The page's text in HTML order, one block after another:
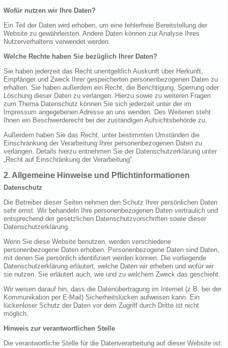
Wofür nutzen wir Ihre Daten?
Ein Teil der Daten wird erhoben, um eine fehlerfreie Bereitstellung der
Website zu gewährleisten. Andere Daten können zur Analyse Ihres
Nutzerverhaltens verwendet werden.
Welche Rechte haben Sie bezüglich Ihrer Daten?
Sie haben jederzeit das Recht unentgeltlich Auskunft über Herkunft,
Empfänger und Zweck Ihrer gespeicherten personenbezogenen Daten zu
erhalten. Sie haben außerdem ein Recht, die Berichtigung, Sperrung oder
Löschung dieser Daten zu verlangen. Hierzu sowie zu weiteren Fragen
zum Thema Datenschutz können Sie sich jederzeit unter der im
Impressum angegebenen Adresse an uns wenden. Des Weiteren steht
Ihnen ein Beschwerderecht bei der zuständigen Aufsichtsbehörde zu.
Außerdem haben Sie das Recht, unter bestimmten Umständen die
Einschränkung der Verarbeitung Ihrer personenbezogenen Daten zu
verlangen. Details hierzu entnehmen Sie der Datenschutzerklärung unter
„Recht auf Einschränkung der Verarbeitung“.
2. Allgemeine Hinweise und Pflichtinformationen
Datenschutz
Die Betreiber dieser Seiten nehmen den Schutz Ihrer persönlichen Daten
sehr ernst. Wir behandeln Ihre personenbezogenen Daten vertraulich und
entsprechend der gesetzlichen Datenschutzvorschriften sowie dieser
Datenschutzerklärung.
Wenn Sie diese Website benutzen, werden verschiedene
personenbezogene Daten erhoben. Personenbezogene Daten sind Daten,
mit denen Sie persönlich identifiziert werden können. Die vorliegende
Datenschutzerklärung erläutert, welche Daten wir erheben und wofür wir
sie nutzen. Sie erläutert auch, wie und zu welchem Zweck das geschieht.
Wir weisen darauf hin, dass die Datenübertragung im Internet (z.B. bei der
Kommunikation per E-Mail) Sicherheitslücken aufweisen kann. Ein
lückenloser Schutz der Daten vor dem Zugriff durch Dritte ist nicht
möglich.
Hinweis zur verantwortlichen Stelle
Die verantwortliche Stelle für die Datenverarbeitung auf dieser Website ist: